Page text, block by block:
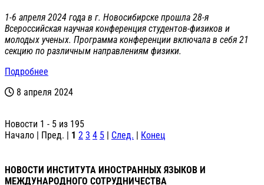
1-6 апреля 2024 года в г. Новосибирске прошла 28-я
Всероссийская научная конференция студентов-физиков и
молодых ученых. Программа конференции включала в себя 21
секцию по различным направлениям физики.
Подробнее
8 апреля 2024
Новости 1 - 5 из 195
Начало | Пред. | 1 2 3 4 5 | След. | Конец
НОВОСТИ ИНСТИТУТА ИНОСТРАННЫХ ЯЗЫКОВ И
МЕЖДУНАРОДНОГО СОТРУДНИЧЕСТВА